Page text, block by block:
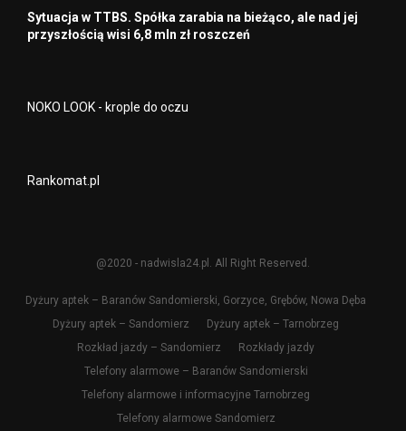
Sytuacja w TTBS. Spółka zarabia na bieżąco, ale nad jej
przyszłością wisi 6,8 mln zł roszczeń
NOKO LOOK - krople do oczu
Rankomat.pl
@2020 - nadwisla24.pl. All Right Reserved.
Dyżury aptek – Baranów Sandomierski, Gorzyce, Grębów, Nowa Dęba
Dyżury aptek – Sandomierz
Dyżury aptek – Tarnobrzeg
Rozkład jazdy – Sandomierz
Rozkłady jazdy
Telefony alarmowe – Baranów Sandomierski
Telefony alarmowe i informacyjne Tarnobrzeg
Telefony alarmowe Sandomierz